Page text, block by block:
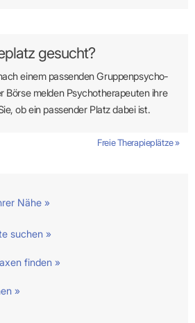
gesucht?
einem passenden Gruppen­psycho­
Börse melden Psycho­­thera­­peuten ihre
ob ein passender Platz dabei ist.
Freie Therapieplätze »
Nähe »
suchen »
finden »
»